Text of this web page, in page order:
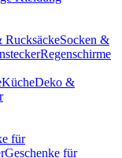
RucksäckeSocken &
Regenschirme
KücheDeko &
für
Geschenke für